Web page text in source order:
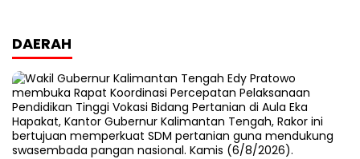
DAERAH